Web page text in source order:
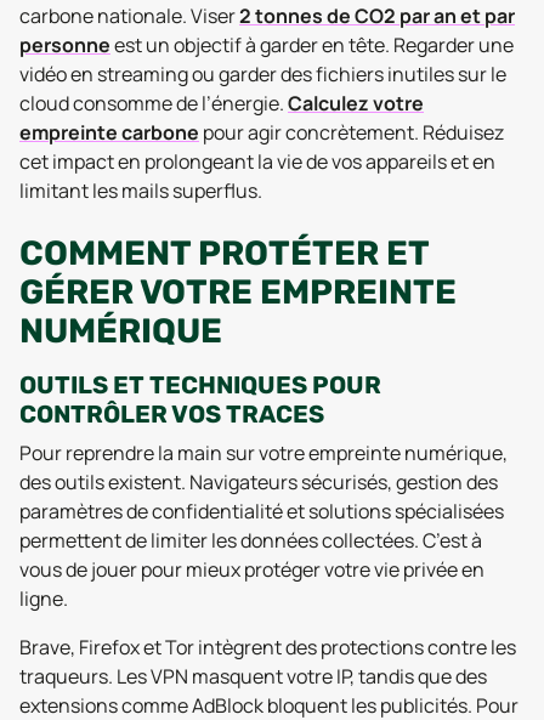
carbone nationale. Viser2 tonnes de CO2 par an et par
personneest un objectif à garder en tête. Regarder une
vidéo en streaming ou garder des fichiers inutiles sur le
cloud consomme de l’énergie.Calculez votre
empreinte carbone pour agir concrètement. Réduisez
cet impact en prolongeant la vie de vos appareils et en
limitant les mails superflus.
COMMENT PROTÉTER ET
GÉRER VOTRE EMPREINTE
NUMÉRIQUE
OUTILS ET TECHNIQUES POUR
CONTRÔLER VOS TRACES
Pour reprendre la main sur votre empreinte numérique,
des outils existent. Navigateurs sécurisés, gestion des
paramètres de confidentialité et solutions spécialisées
permettent de limiter les données collectées. C’est à
vous de jouer pour mieux protéger votre vie privée en
ligne.
Brave, Firefox et Tor intègrent des protections contre les
traqueurs. Les VPN masquent votre IP, tandis que des
extensions comme AdBlock bloquent les publicités. Pour